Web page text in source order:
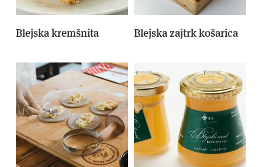
Blejska kremšnita Blejska zajtrk košarica